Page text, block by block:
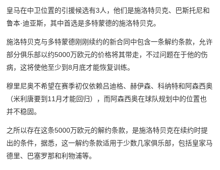
皇马在中卫位置的引援候选有3人，他们是施洛特贝克、巴斯托尼和
鲁本·迪亚斯，其中首选是多特蒙德的施洛特贝克。
施洛特贝克与多特蒙德刚刚续约的新合同中包含一条解约条款，允许
部分俱乐部以约5000万欧元的价格将其带走，不过问题在于他的伤
病，这将使他至少到8月底才能恢复训练。
穆里尼奥不希望在赛季初仅依赖吕迪格、赫伊森、科纳特和阿森西奥
（米利唐要到11月才能回归），而阿森西奥在球队规划中的位置也
并不稳固。
之所以存在这条5000万欧元的解约条款，是施洛特贝克在续约时提
出的条件，据悉，这一解约条款适用于少数几家俱乐部，包括皇家马
德里、巴塞罗那和利物浦等。